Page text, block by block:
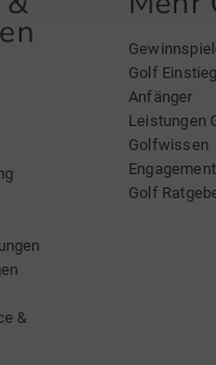
&
Golf
Anfänger
Leistungen
Golfwissen
Engagement
Golf